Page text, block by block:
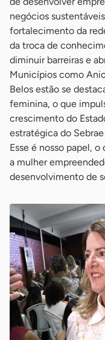
negócios
fortalecimento da
da troca de
diminuir barreiras e
Municípios como
Belos estão se
feminina, o que
crescimento do
estratégica do
Esse é nosso papel,
a mulher
desenvolvimento de